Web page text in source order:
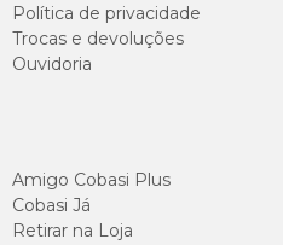
as orientações de tratamento
Política de privacidade
Trocas e devoluções
Ouvidoria
Amigo Cobasi Plus
Cobasi Já
Retirar na Loja